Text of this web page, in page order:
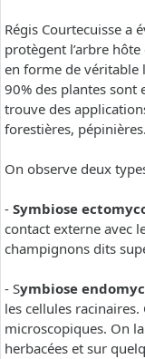
Régis Courtecuisse a
protègent l’arbre
en forme de véritable
90% des plantes sont
trouve des
forestières,
On observe deux
- Symbiose
contact externe avec
champignons dits
- Symbiose
les cellules
microscopiques. On
herbacées et sur